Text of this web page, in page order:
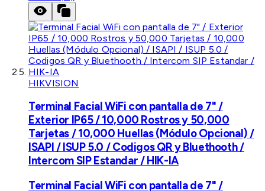
HIKVISION
Terminal Facial WiFi con pantalla de 7" /
Exterior IP65 / 10,000 Rostros y 50,000
Tarjetas / 10,000 Huellas (Módulo Opcional) /
ISAPI / ISUP 5.0 / Codigos QR y Bluethooth /
Intercom SIP Estandar / HIK-IA
Terminal Facial WiFi con pantalla de 7" /